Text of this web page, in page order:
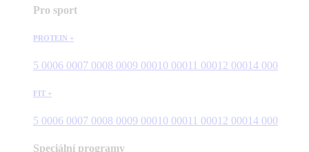
Pro sport
PROTEIN +
5 0006 0007 0008 0009 00010 00011 00012 00014 000
FIT +
5 0006 0007 0008 0009 00010 00011 00012 00014 000
Speciální programy